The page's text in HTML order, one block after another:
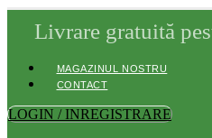
Livrare gratuită
MAGAZINUL NOSTRU
CONTACT
LOGIN / INREGISTRARE